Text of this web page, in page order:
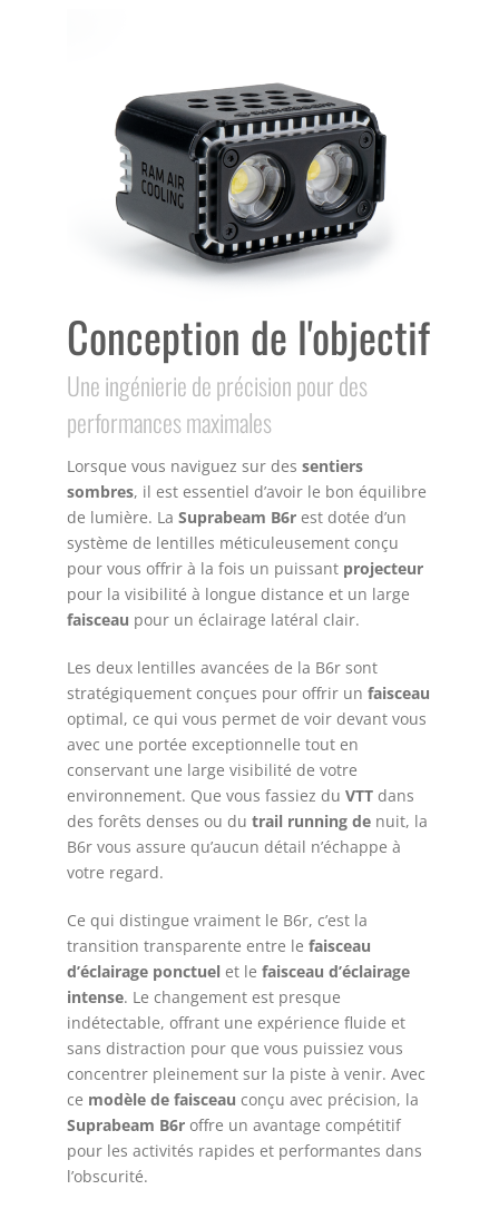
Conception de l'objectif
Une ingénierie de précision pour des
performances maximales
Lorsque vous naviguez sur des sentiers
sombres, il est essentiel d’avoir le bon équilibre
de lumière. La Suprabeam B6r est dotée d’un
système de lentilles méticuleusement conçu
pour vous offrir à la fois un puissant projecteur
pour la visibilité à longue distance et un large
faisceau pour un éclairage latéral clair.
Les deux lentilles avancées de la B6r sont
stratégiquement conçues pour offrir un faisceau
optimal, ce qui vous permet de voir devant vous
avec une portée exceptionnelle tout en
conservant une large visibilité de votre
environnement. Que vous fassiez du VTT dans
des forêts denses ou du trail running de nuit, la
B6r vous assure qu’aucun détail n’échappe à
votre regard.
Ce qui distingue vraiment le B6r, c’est la
transition transparente entre le faisceau
d’éclairage ponctuel et le faisceau d’éclairage
intense. Le changement est presque
indétectable, offrant une expérience fluide et
sans distraction pour que vous puissiez vous
concentrer pleinement sur la piste à venir. Avec
ce modèle de faisceau conçu avec précision, la
Suprabeam B6r offre un avantage compétitif
pour les activités rapides et performantes dans
l’obscurité.